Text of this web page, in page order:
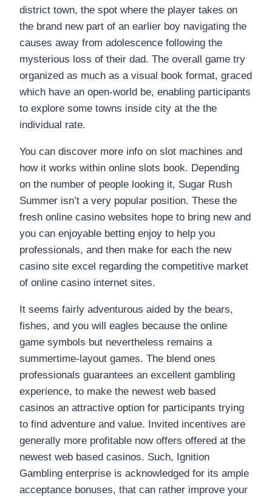
district town, the spot where the player takes on
the brand new part of an earlier boy navigating the
causes away from adolescence following the
mysterious loss of their dad. The overall game try
organized as much as a visual book format, graced
which have an open-world be, enabling participants
to explore some towns inside city at the the
individual rate.
You can discover more info on slot machines and
how it works within online slots book. Depending
on the number of people looking it, Sugar Rush
Summer isn’t a very popular position. These the
fresh online casino websites hope to bring new and
you can enjoyable betting enjoy to help you
professionals, and then make for each the new
casino site excel regarding the competitive market
of online casino internet sites.
It seems fairly adventurous aided by the bears,
fishes, and you will eagles because the online
game symbols but nevertheless remains a
summertime-layout games. The blend ones
professionals guarantees an excellent gambling
experience, to make the newest web based
casinos an attractive option for participants trying
to find adventure and value. Invited incentives are
generally more profitable now offers offered at the
newest web based casinos. Such, Ignition
Gambling enterprise is acknowledged for its ample
acceptance bonuses, that can rather improve your